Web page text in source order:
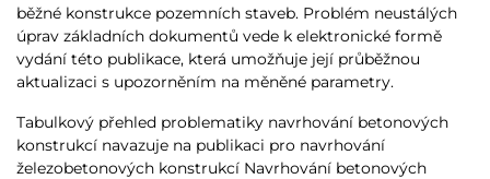
běžné konstrukce pozemních staveb. Problém neustálých
úprav základních dokumentů vede k elektronické formě
vydání této publikace, která umožňuje její průběžnou
aktualizaci s upozorněním na měněné parametry.
Tabulkový přehled problematiky navrhování betonových
konstrukcí navazuje na publikaci pro navrhování
železobetonových konstrukcí Navrhování betonových